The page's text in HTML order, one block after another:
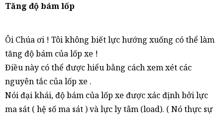
Tăng độ bám lốp
Ôi Chúa ơi ! Tôi không biết lực hướng xuống có thể làm
tăng độ bám của lốp xe !
Điều này có thể được hiểu bằng cách xem xét các
nguyên tắc của lốp xe .
Nói đại khái, độ bám của lốp xe được xác định bởi lực
ma sát ( hệ số ma sát ) và lực ly tâm (load). ( Nó thực sự